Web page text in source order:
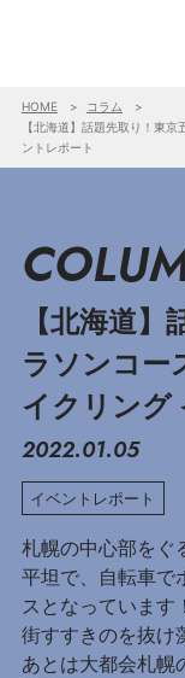
HOME
コラム
【北海道】話題先取り！東
ントレポート
【北海道
ラソンコー
イクリング
2022.01.05
イベントレポート
札幌の中心部をぐ
平坦で、自転車で
スとなっています
街すすきのを抜け
あとは大都会札幌